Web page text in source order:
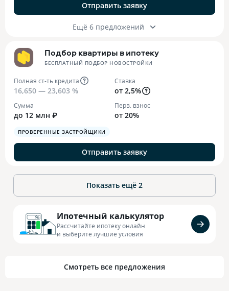
Отправить заявку
Ещё 6 предложений
Подбор квартиры в ипотеку
БЕСПЛАТНЫЙ ПОДБОР НОВОСТРОЙКИ
Полная ст-ть кредита
16,650 — 23,603 %
Ставка
от 2,5%
Сумма
до 12 млн ₽
Перв. взнос
от 20%
ПРОВЕРЕННЫЕ ЗАСТРОЙЩИКИ
Отправить заявку
Показать ещё 2
Ипотечный калькулятор
Рассчитайте ипотеку онлайн
и выберите лучшие условия
Смотреть все предложения